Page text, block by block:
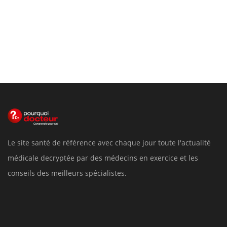
Le site santé de référence avec chaque jour toute l'actualité
médicale decryptée par des médecins en exercice et les
conseils des meilleurs spécialistes.